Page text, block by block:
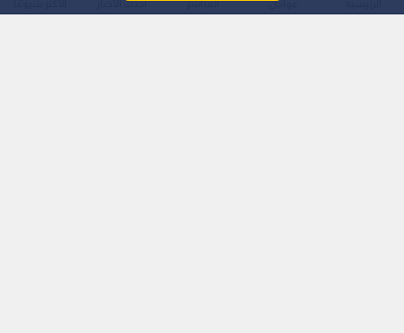
الـعسكري، في خطوة للـرد على الانتهاكات والـهجمات الأخيرة.
عواجل المباشر أحدث الأخبار